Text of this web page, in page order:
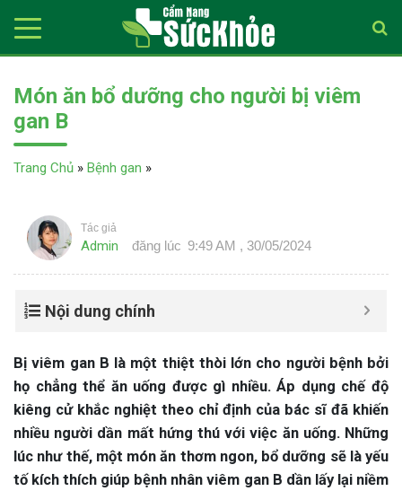
Món ăn bổ dưỡng cho người bị viêm
gan B
Trang Chủ » Bệnh gan »
Tác giả
Admin đăng lúc 9:49 AM , 30/05/2024
Nội dung chính
Bị viêm gan B là một thiệt thòi lớn cho người bệnh bởi
họ chẳng thể ăn uống được gì nhiều. Áp dụng chế độ
kiêng cử khắc nghiệt theo chỉ định của bác sĩ đã khiến
nhiều người dần mất hứng thú với việc ăn uống. Những
lúc như thế, một món ăn thơm ngon, bổ dưỡng sẽ là yếu
tố kích thích giúp bệnh nhân viêm gan B dần lấy lại niềm